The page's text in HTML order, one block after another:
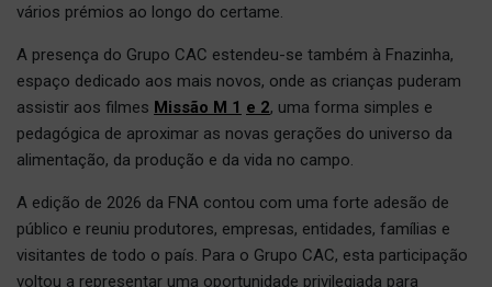
vários prémios ao longo do certame.
A presença do Grupo CAC estendeu-se também à Fnazinha,
espaço dedicado aos mais novos, onde as crianças puderam
assistir aos filmes Missão M 1 e 2, uma forma simples e
pedagógica de aproximar as novas gerações do universo da
alimentação, da produção e da vida no campo.
A edição de 2026 da FNA contou com uma forte adesão de
público e reuniu produtores, empresas, entidades, famílias e
visitantes de todo o país. Para o Grupo CAC, esta participação
voltou a representar uma oportunidade privilegiada para